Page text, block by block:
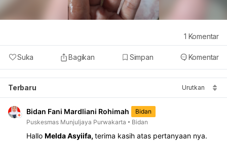
Suka Bagikan Simpan Komentar
1 Komentar
Terbaru Urutkan
Bidan Fani Mardliani Rohimah
Bidan
Puskesmas Munjuljaya Purwakarta
Bidan
Hallo Melda Asyiifa, terima kasih atas pertanyaan nya.